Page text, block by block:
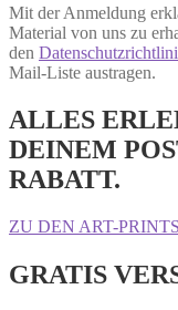
Mit der Anmeldung
Material von uns zu
den
Mail-Liste austragen.
ALLES
DEINEM
RABATT.
ZU DEN ART-PRINTS
GRATIS